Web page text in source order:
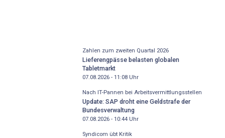
Zahlen zum zweiten Quartal 2026
Lieferengpässe belasten globalen
Tabletmarkt
07.08.2026 - 11:08Uhr
Nach IT-Pannen bei Arbeitsvermittlungsstellen
Update: SAP droht eine Geldstrafe der
Bundesverwaltung
07.08.2026 - 10:44Uhr
Syndicom übt Kritik